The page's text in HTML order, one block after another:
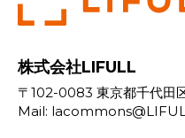
株式会社LIFULL
〒102-0083 東京都千代田
Mail: